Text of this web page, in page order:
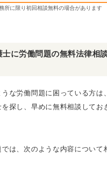
所に限り初回相談無料の場合があります
士に労働問題の無料法律相
な労働問題に困っている方は
探し、早めに無料相談してお
は、次のような内容について